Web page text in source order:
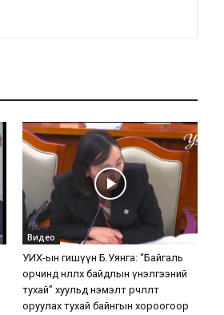
Видео
УИХ-ын гишүүн Б.Уянга: “Байгаль
орчинд нөлөөлөх байдлын үнэлгээний
тухай” хуульд нэмэлт өөрчлөлт
оруулах тухай байнгын хороогоор